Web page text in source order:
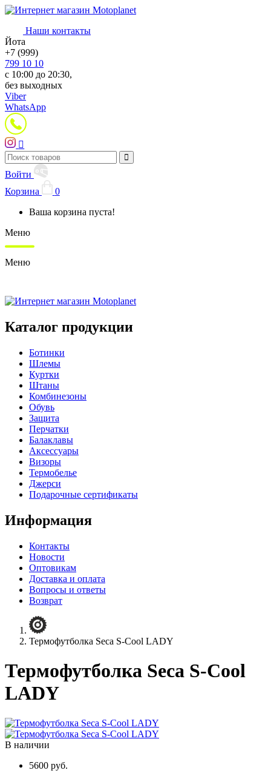
Наши контакты
Йота
+7 (999)
799 10 10
с 10:00 до 20:30,
без выходных
Viber
WhatsApp
Войти
Корзина
0
Ваша корзина пуста!
Меню
Меню
Каталог продукции
Ботинки
Шлемы
Куртки
Штаны
Комбинезоны
Обувь
Защита
Перчатки
Балаклавы
Аксессуары
Визоры
Термобелье
Джерси
Подарочные сертификаты
Информация
Контакты
Новости
Оптовикам
Доставка и оплата
Вопросы и ответы
Возврат
Термофутболка Seca S-Cool LADY
Термофутболка Seca S-Cool
LADY
В наличии
5600 руб.